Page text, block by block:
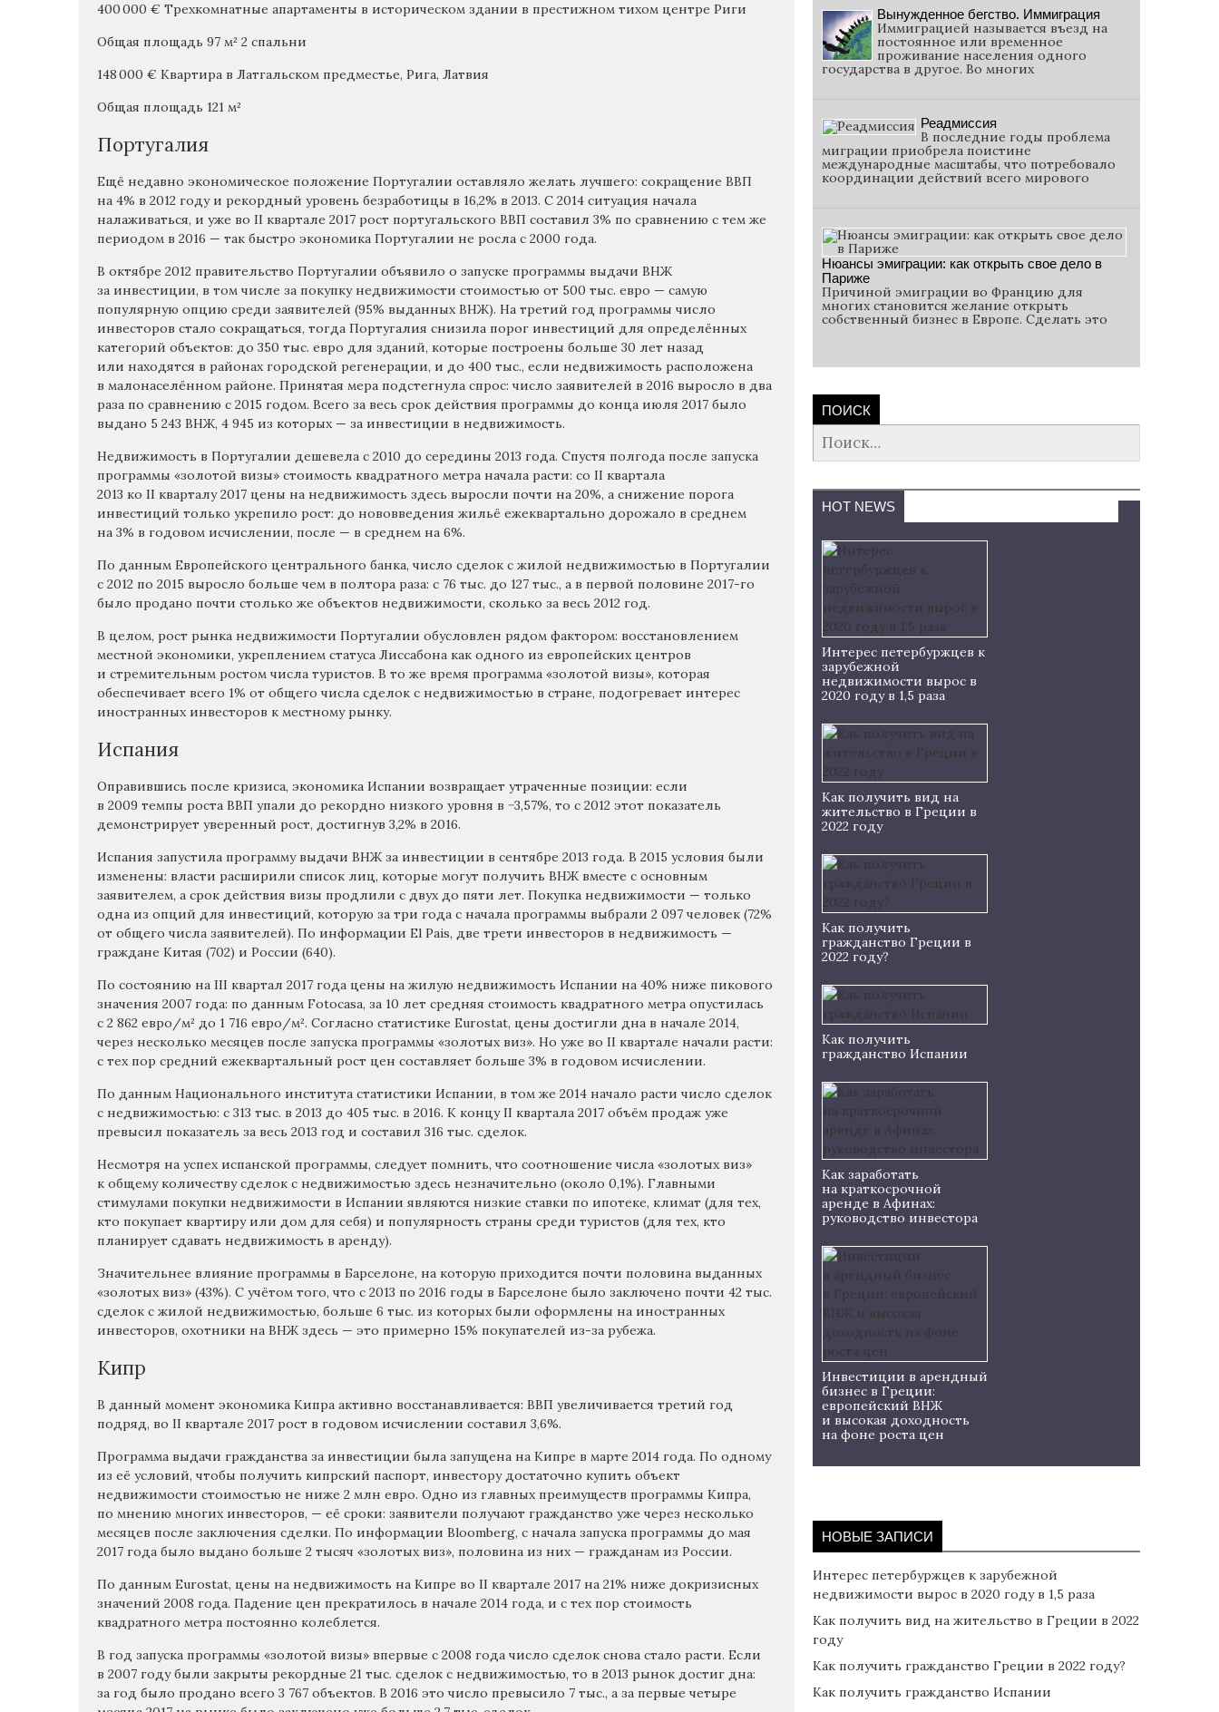
400 000 € Трехкомнатные апартаменты в историческом здании в престижном тихом центре Риги
Общая площадь 97 м² 2 спальни
148 000 € Квартира в Латгальском предместье, Рига, Латвия
Общая площадь 121 м²
Португалия
Ещё недавно экономическое положение Португалии оставляло желать лучшего: сокращение ВВП
на 4% в 2012 году и рекордный уровень безработицы в 16,2% в 2013. С 2014 ситуация начала
налаживаться, и уже во II квартале 2017 рост португальского ВВП составил 3% по сравнению с тем же
периодом в 2016 — так быстро экономика Португалии не росла с 2000 года.
В октябре 2012 правительство Португалии объявило о запуске программы выдачи ВНЖ
за инвестиции, в том числе за покупку недвижимости стоимостью от 500 тыс. евро — самую
популярную опцию среди заявителей (95% выданных ВНЖ). На третий год программы число
инвесторов стало сокращаться, тогда Португалия снизила порог инвестиций для определённых
категорий объектов: до 350 тыс. евро для зданий, которые построены больше 30 лет назад
или находятся в районах городской регенерации, и до 400 тыс., если недвижимость расположена
в малонаселённом районе. Принятая мера подстегнула спрос: число заявителей в 2016 выросло в два
раза по сравнению с 2015 годом. Всего за весь срок действия программы до конца июля 2017 было
выдано 5 243 ВНЖ, 4 945 из которых — за инвестиции в недвижимость.
Недвижимость в Португалии дешевела с 2010 до середины 2013 года. Спустя полгода после запуска
программы «золотой визы» стоимость квадратного метра начала расти: со II квартала
2013 ко II кварталу 2017 цены на недвижимость здесь выросли почти на 20%, а снижение порога
инвестиций только укрепило рост: до нововведения жильё ежеквартально дорожало в среднем
на 3% в годовом исчислении, после — в среднем на 6%.
По данным Европейского центрального банка, число сделок с жилой недвижимостью в Португалии
с 2012 по 2015 выросло больше чем в полтора раза: с 76 тыс. до 127 тыс., а в первой половине 2017-го
было продано почти столько же объектов недвижимости, сколько за весь 2012 год.
В целом, рост рынка недвижимости Португалии обусловлен рядом фактором: восстановлением
местной экономики, укреплением статуса Лиссабона как одного из европейских центров
и стремительным ростом числа туристов. В то же время программа «золотой визы», которая
обеспечивает всего 1% от общего числа сделок с недвижимостью в стране, подогревает интерес
иностранных инвесторов к местному рынку.
Испания
Оправившись после кризиса, экономика Испании возвращает утраченные позиции: если
в 2009 темпы роста ВВП упали до рекордно низкого уровня в −3,57%, то с 2012 этот показатель
демонстрирует уверенный рост, достигнув 3,2% в 2016.
Испания запустила программу выдачи ВНЖ за инвестиции в сентябре 2013 года. В 2015 условия были
изменены: власти расширили список лиц, которые могут получить ВНЖ вместе с основным
заявителем, а срок действия визы продлили с двух до пяти лет. Покупка недвижимости — только
одна из опций для инвестиций, которую за три года с начала программы выбрали 2 097 человек (72%
от общего числа заявителей). По информации El Pais, две трети инвесторов в недвижимость —
граждане Китая (702) и России (640).
По состоянию на III квартал 2017 года цены на жилую недвижимость Испании на 40% ниже пикового
значения 2007 года: по данным Fotocasa, за 10 лет средняя стоимость квадратного метра опустилась
с 2 862 евро/м² до 1 716 евро/м². Согласно статистике Eurostat, цены достигли дна в начале 2014,
через несколько месяцев после запуска программы «золотых виз». Но уже во II квартале начали расти:
с тех пор средний ежеквартальный рост цен составляет больше 3% в годовом исчислении.
По данным Национального института статистики Испании, в том же 2014 начало расти число сделок
с недвижимостью: с 313 тыс. в 2013 до 405 тыс. в 2016. К концу II квартала 2017 объём продаж уже
превысил показатель за весь 2013 год и составил 316 тыс. сделок.
Несмотря на успех испанской программы, следует помнить, что соотношение числа «золотых виз»
к общему количеству сделок с недвижимостью здесь незначительно (около 0,1%). Главными
стимулами покупки недвижимости в Испании являются низкие ставки по ипотеке, климат (для тех,
кто покупает квартиру или дом для себя) и популярность страны среди туристов (для тех, кто
планирует сдавать недвижимость в аренду).
Значительнее влияние программы в Барселоне, на которую приходится почти половина выданных
«золотых виз» (43%). C учётом того, что с 2013 по 2016 годы в Барселоне было заключено почти 42 тыс.
сделок с жилой недвижимостью, больше 6 тыс. из которых были оформлены на иностранных
инвесторов, охотники на ВНЖ здесь — это примерно 15% покупателей из-за рубежа.
Кипр
В данный момент экономика Кипра активно восстанавливается: ВВП увеличивается третий год
подряд, во II квартале 2017 рост в годовом исчислении составил 3,6%.
Программа выдачи гражданства за инвестиции была запущена на Кипре в марте 2014 года. По одному
из её условий, чтобы получить кипрский паспорт, инвестору достаточно купить объект
недвижимости стоимостью не ниже 2 млн евро. Одно из главных преимуществ программы Кипра,
по мнению многих инвесторов, — её сроки: заявители получают гражданство уже через несколько
месяцев после заключения сделки. По информации Bloomberg, с начала запуска программы до мая
2017 года было выдано больше 2 тысяч «золотых виз», половина из них — гражданам из России.
По данным Eurostat, цены на недвижимость на Кипре во II квартале 2017 на 21% ниже докризисных
значений 2008 года. Падение цен прекратилось в начале 2014 года, и с тех пор стоимость
квадратного метра постоянно колеблется.
В год запуска программы «золотой визы» впервые с 2008 года число сделок снова стало расти. Если
в 2007 году были закрыты рекордные 21 тыс. сделок с недвижимостью, то в 2013 рынок достиг дна:
за год было продано всего 3 767 объектов. В 2016 это число превысило 7 тыс., а за первые четыре
Вынужденное бегство. Иммиграция
Иммиграцией называется въезд на
постоянное или временное
проживание населения одного
государства в другое. Во многих
Реадмиссия
В последние годы проблема
миграции приобрела поистине
международные масштабы, что потребовало
координации действий всего мирового
Нюансы эмиграции: как открыть свое дело в
Париже
Причиной эмиграции во Францию для
многих становится желание открыть
собственный бизнес в Европе. Сделать это
ПОИСК
HOT NEWS
Интерес петербуржцев к
зарубежной
недвижимости вырос в
2020 году в 1,5 раза
Как получить вид на
жительство в Греции в
2022 году
Как получить
гражданство Греции в
2022 году?
Как получить
гражданство Испании
Как заработать
на краткосрочной
аренде в Афинах:
руководство инвестора
Инвестиции в арендный
бизнес в Греции:
европейский ВНЖ
и высокая доходность
на фоне роста цен
НОВЫЕ ЗАПИСИ
Интерес петербуржцев к зарубежной
недвижимости вырос в 2020 году в 1,5 раза
Как получить вид на жительство в Греции в 2022
году
Как получить гражданство Греции в 2022 году?
Как получить гражданство Испании